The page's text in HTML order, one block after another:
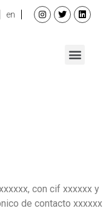
en
con cif xxxxxx y
de contacto xxxxxx